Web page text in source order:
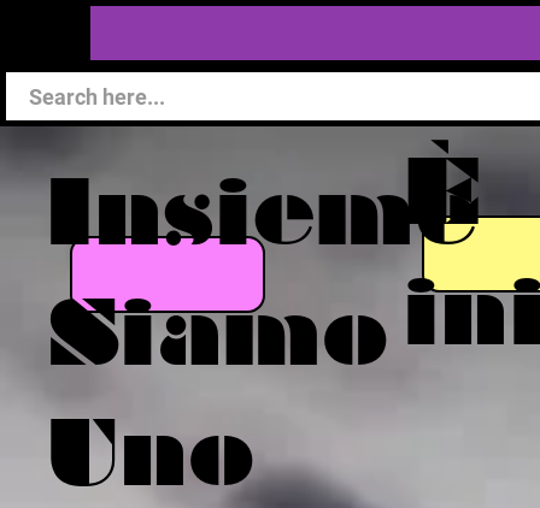
È
Insieme
Siamo
Uno